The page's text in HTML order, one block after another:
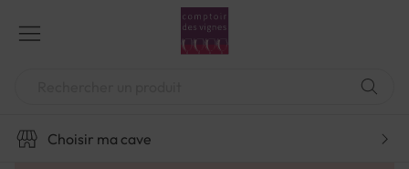
contenu
Choisir ma cave